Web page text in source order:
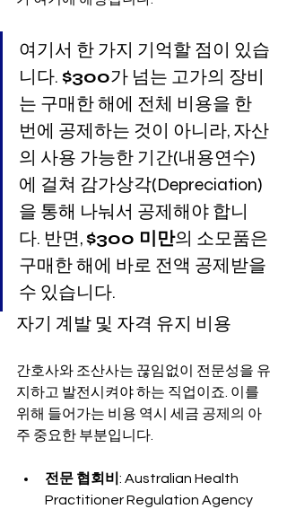
여기서 한 가지 기억할 점이 있습
니다. $300가 넘는 고가의 장비
는 구매한 해에 전체 비용을 한
번에 공제하는 것이 아니라, 자산
의 사용 가능한 기간(내용연수)
에 걸쳐 감가상각(Depreciation)
을 통해 나눠서 공제해야 합니
다. 반면, $300 미만의 소모품은
구매한 해에 바로 전액 공제받을
수 있습니다.
자기 계발 및 자격 유지 비용
간호사와 조산사는 끊임없이 전문성을 유
지하고 발전시켜야 하는 직업이죠. 이를
위해 들어가는 비용 역시 세금 공제의 아
주 중요한 부분입니다.
전문 협회비 : Australian Health
Practitioner Regulation Agency